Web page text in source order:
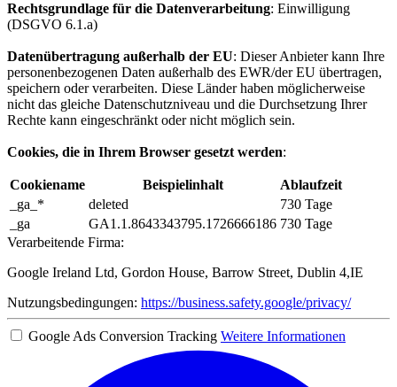
Rechtsgrundlage für die Datenverarbeitung: Einwilligung
(DSGVO 6.1.a)
Datenübertragung außerhalb der EU: Dieser Anbieter kann Ihre
personenbezogenen Daten außerhalb des EWR/der EU übertragen,
speichern oder verarbeiten. Diese Länder haben möglicherweise
nicht das gleiche Datenschutzniveau und die Durchsetzung Ihrer
Rechte kann eingeschränkt oder nicht möglich sein.
Cookies, die in Ihrem Browser gesetzt werden:
Cookiename Beispielinhalt
Ablaufzeit
_ga_*
deleted
730 Tage
_ga
GA1.1.8643343795.1726666186 730 Tage
Verarbeitende Firma:
Google Ireland Ltd, Gordon House, Barrow Street, Dublin 4,IE
Nutzungsbedingungen: https://business.safety.google/privacy/
Google Ads Conversion Tracking Weitere Informationen